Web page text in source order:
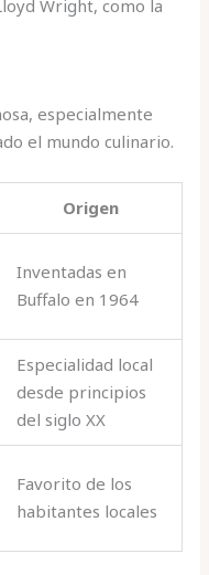
Wright, como la
especialmente
el mundo culinario.
Origen
Inventadas en
Buffalo en 1964
Especialidad local
desde principios
del siglo XX
Favorito de los
habitantes locales